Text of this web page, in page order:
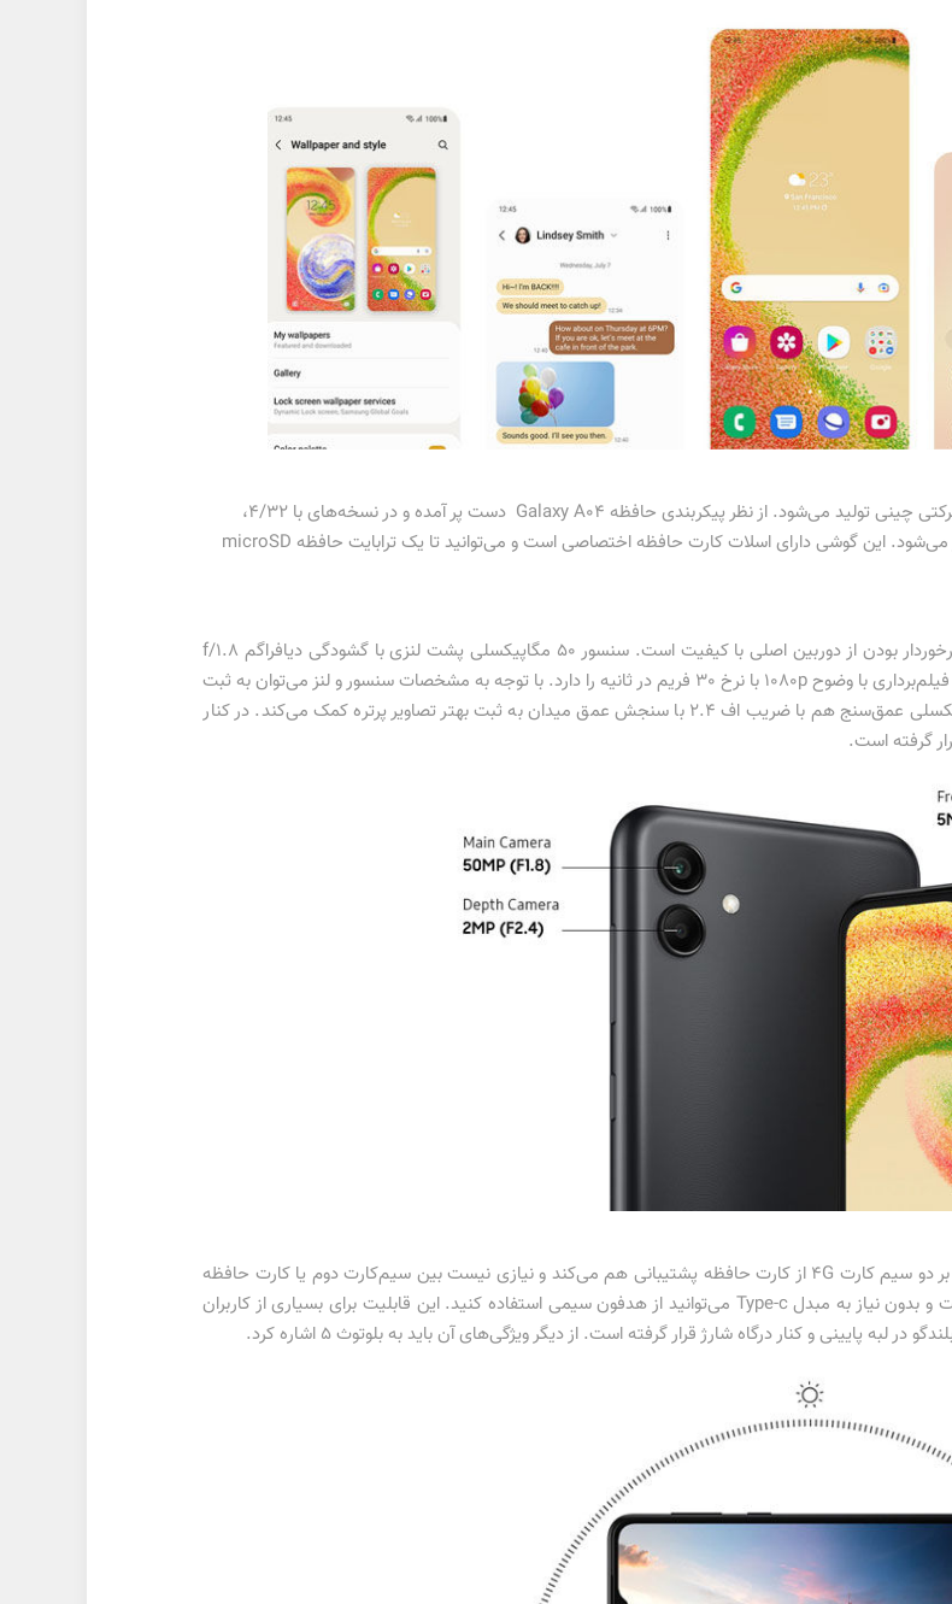
گلکسی A04 به پردازندهUnisoc SC9863A مجهز شده که توسط شرکتی چینی تولید می‌شود. از نظر پیکربندی حافظه Galaxy A04 دست پر آمده و در نسخه‌های با ۴/۳۲،
۴/۶۴، ۶/۶۴، ۶/۱۲۸ و ۱۲۸/۸ گیگابایت رم و حافظه داخلی روانه بازار می‌شود. این گوشی دارای اسلات کارت حافظه اختصاصی است و می‌توانید تا یک ترابایت حافظه microSD
یکی از مزایای گلکسی A04 در فهرست گوشی تا 4 میلیون تومان برخوردار بودن از دوربین اصلی با کیفیت است. سنسور ۵۰ مگاپیکسلی پشت لنزی با گشودگی دیافراگم f/1.8
قرار گرفته و از فوکوس خودکار پشتیبانی می‌کند. این دوربین توانایی فیلم‌برداری با وضوح 1080p با نرخ 30 فریم در ثانیه را دارد. با توجه به مشخصات سنسور و لنز می‌توان به ثبت
تصاویری با جزییات و شارپنس مناسب امیدوار بود. دوربین 2 مگاپیکسلی عمق‌سنج هم با ضریب اف 2.4 با سنجش عمق میدان به ثبت بهتر تصاویر پرتره کمک می‌کند. در کنار
اسلات سیم کارت گلکسی A04 که در سمت چپ قرار گرفته، علاوه بر دو سیم کارت 4G از کارت حافظه پشتیبانی هم می‌کند و نیازی نیست بین سیم‌کارت دوم یا کارت حافظه
یکی را انتخاب کنید.A04 به جک هدفون 3.5 میلی‌متری مجهز است و بدون نیاز به مبدل Type-c می‌توانید از هدفون سیمی استفاده کنید. این قابلیت برای بسیاری از کاربران
پایینی و کنار درگاه شارژ قرار گرفته است. از دیگر ویژگی‌های آن باید به بلوتوث 5 اشاره کرد.